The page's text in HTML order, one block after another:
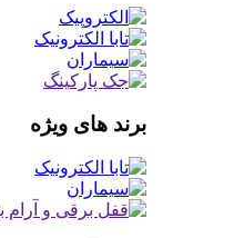
برند های ویژه